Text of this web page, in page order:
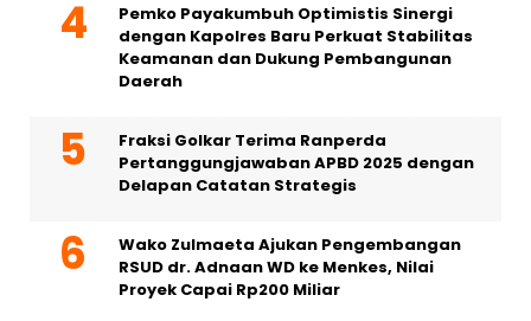
Pemko Payakumbuh Optimistis Sinergi
dengan Kapolres Baru Perkuat Stabilitas
Keamanan dan Dukung Pembangunan
Daerah
Fraksi Golkar Terima Ranperda
Pertanggungjawaban APBD 2025 dengan
Delapan Catatan Strategis
Wako Zulmaeta Ajukan Pengembangan
RSUD dr. Adnaan WD ke Menkes, Nilai
Proyek Capai Rp200 Miliar